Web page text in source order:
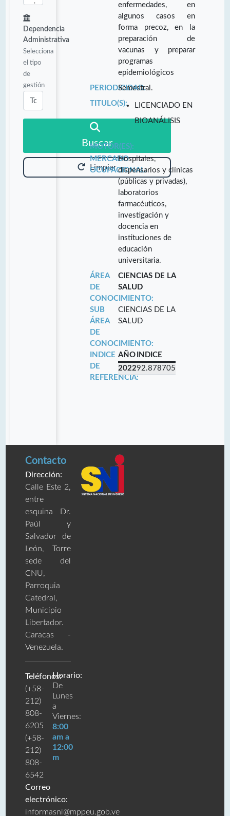
Dependencia
Administrativa
Selecciona
el tipo
de
gestión
Buscar
Limpiar
enfermedades, en
algunos casos en
forma precoz, en la
preparación de
vacunas y preparar
programas
epidemiológicos
PERIODICIDAD:
Semestral.
TITULO(S):
LICENCIADO EN
BIOANÁLISIS
MOTOR(ES):
MERCADO
OCUPACIONAL:
Hospitales,
dispensarios y clínicas
(públicas y privadas),
laboratorios
farmacéuticos,
investigación y
docencia en
instituciones de
educación
universitaria.
ÁREA
DE
CONOCIMIENTO:
CIENCIAS DE LA
SALUD
SUB
ÁREA
DE
CONOCIMIENTO:
CIENCIAS DE LA
SALUD
INDICE
DE
REFERENCIA:
AÑO INDICE
202292.878705
Contacto
Dirección:
Calle Este 2,
entre
esquina Dr.
Paúl y
Salvador de
León, Torre
sede del
CNU,
Parroquia
Catedral,
Municipio
Libertador.
Caracas -
Venezuela.
Teléfonos:
(+58-
212)
808-
6205
(+58-
212)
808-
6542
Correo
electrónico:
informasni@mppeu.gob.ve
Horario:
De
Lunes
a
Viernes:
8:00
am a
12:00
m